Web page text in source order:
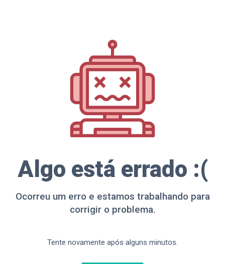
Algo está errado :(
Ocorreu um erro e estamos trabalhando para
corrigir o problema.
Tente novamente após alguns minutos.